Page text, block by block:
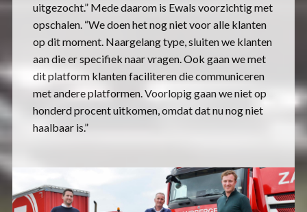
uitgezocht.” Mede daarom is Ewals voorzichtig met
opschalen. “We doen het nog niet voor alle klanten
op dit moment. Naargelang type, sluiten we klanten
aan die er specifiek naar vragen. Ook gaan we met
dit platform klanten faciliteren die communiceren
met andere platformen. Voorlopig gaan we niet op
honderd procent uitkomen, omdat dat nu nog niet
haalbaar is.”